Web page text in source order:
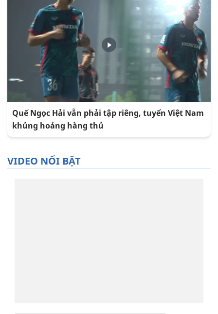
Quế Ngọc Hải vẫn phải tập riêng, tuyển Việt Nam
khủng hoảng hàng thủ
VIDEO NỔI BẬT